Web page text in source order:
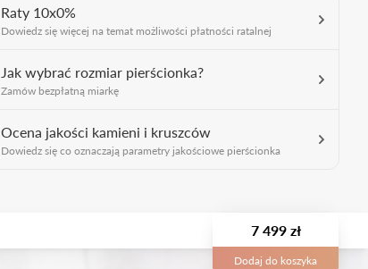
Raty 10x0%
Dowiedz się więcej na temat możliwości płatności ratalnej
Jak wybrać rozmiar pierścionka?
Zamów bezpłatną miarkę
Ocena jakości kamieni i kruszców
Dowiedz się co oznaczają parametry jakościowe pierścionka
7 499 zł
Dodaj do koszyka